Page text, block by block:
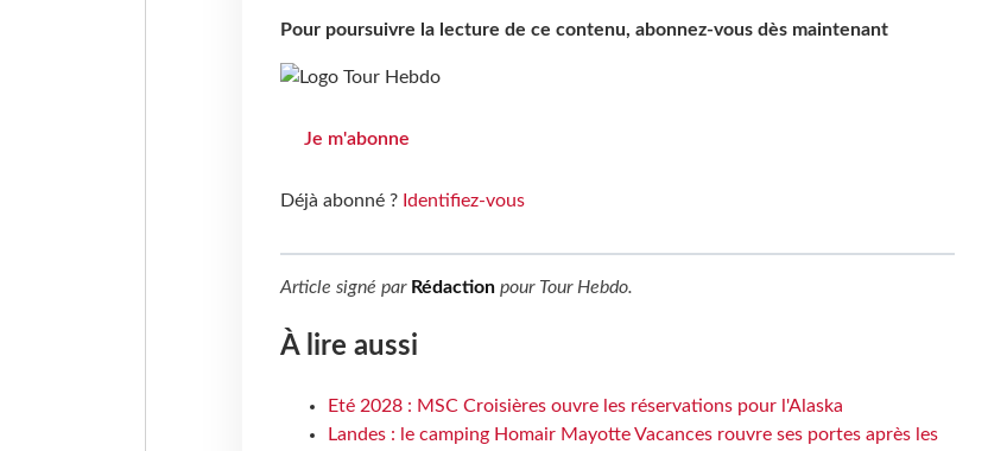
Pour poursuivre la lecture de ce contenu, abonnez-vous dès maintenant
Je m'abonne
Déjà abonné ? Identifiez-vous
Article signé par Rédactionpour Tour Hebdo.
À lire aussi
Eté 2028 : MSC Croisières ouvre les réservations pour l'Alaska
Landes : le camping Homair Mayotte Vacances rouvre ses portes après les